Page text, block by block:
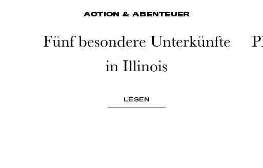
ACTION & ABENTEUER
Fünf besondere Unterkünfte
in Illinois
LESEN